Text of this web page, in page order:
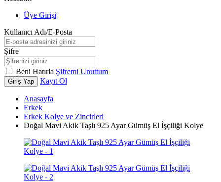
Üye Girişi
Kullanıcı Adı/E-Posta
Şifre
Beni Hatırla Şifremi Unuttum
Giriş Yap Kayıt Ol
Anasayfa
Erkek
Erkek Kolye ve Zincirleri
Doğal Mavi Akik Taşlı 925 Ayar Gümüş El İşçiliği Kolye